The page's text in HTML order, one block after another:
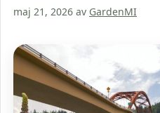
maj 21, 2026 av GardenMI